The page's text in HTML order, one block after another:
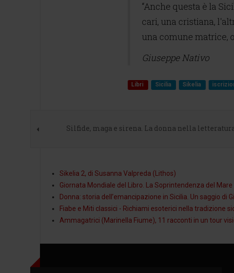
“Anche questa è la
cari, una cristiana,
una comune matrice,
Giuseppe Nativo
Libri Sicilia Sikelia
Silfide, maga e sirena. La donna nella
Sikelia 2, di Susanna Valpreda (Lithos)
Giornata Mondiale del Libro. La Soprintendenza del
Donna: storia dell’emancipazione in Sicilia. Un saggio di
Fiabe e Miti classici - Richiami esoterici nella tradizione
Ammagatrici (Marinella Fiume), 11 racconti in un tour